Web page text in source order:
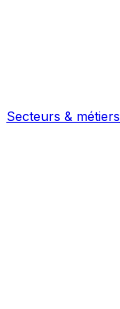
Secteurs & métiers